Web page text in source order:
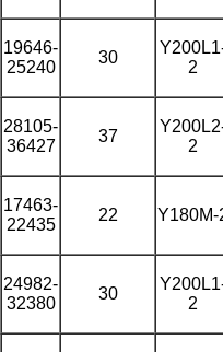
19646-
25240
30
2
28105-
36427
37
2
17463-
22435
22 Y180M-
24982-
32380
30
2